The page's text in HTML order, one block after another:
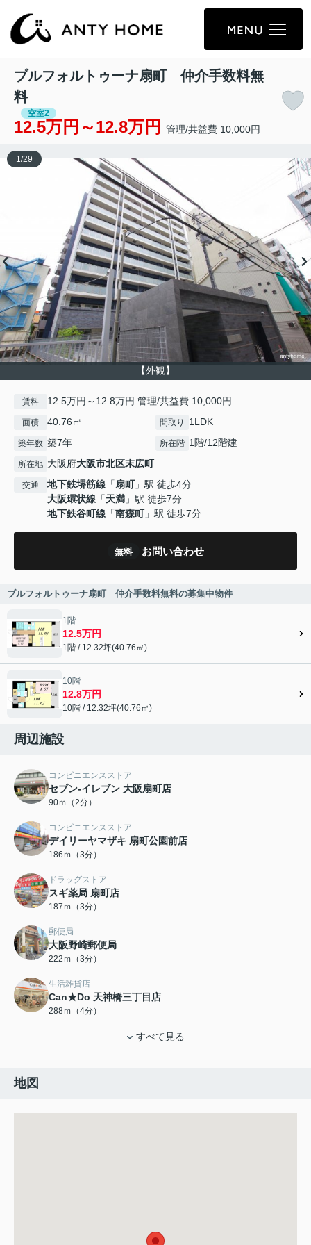
ブルフォルトゥーナ扇町 仲介手数料無
料
空室2
12.5万円～12.8万円 管理/共益費 10,000円
【外観】
1 /29
賃料 12.5万円～12.8万円 管理/共益費 10,000円
面積 40.76㎡ 間取り 1LDK
築年数 築7年 所在階 1階/12階建
所在地 大阪府大阪市北区末広町
交通 地下鉄堺筋線 「扇町」駅 徒歩4分
大阪環状線 「天満 」駅 徒歩7分
地下鉄谷町線 「南森町」駅 徒歩7分
無料 お問い合わせ
ブルフォルトゥーナ扇町 仲介手数料無料の募集中物件
1階
12.5万円
1階 / 12.32坪(40.76㎡)
10階
12.8万円
10階 / 12.32坪(40.76㎡)
周辺施設
コンビニエンスストア
セブン-イレブン 大阪扇町店
90ｍ（2分）
コンビニエンスストア
デイリーヤマザキ 扇町公園前店
186ｍ（3分）
ドラッグストア
スギ薬局 扇町店
187ｍ（3分）
郵便局
大阪野崎郵便局
222ｍ（3分）
生活雑貨店
Can★Do 天神橋三丁目店
288ｍ（4分）
すべて見る
地図